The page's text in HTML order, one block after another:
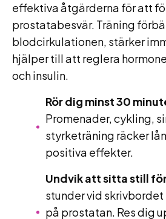
effektiva åtgärderna för att
prostatabesvär. Träning
blodcirkulationen, stärker
hjälper till att reglera
och insulin.
Rör dig minst 30
Promenader, cykling,
styrketräning räcker
positiva effekter.
Undvik att sitta still
stunder vid
på prostatan. Res dig